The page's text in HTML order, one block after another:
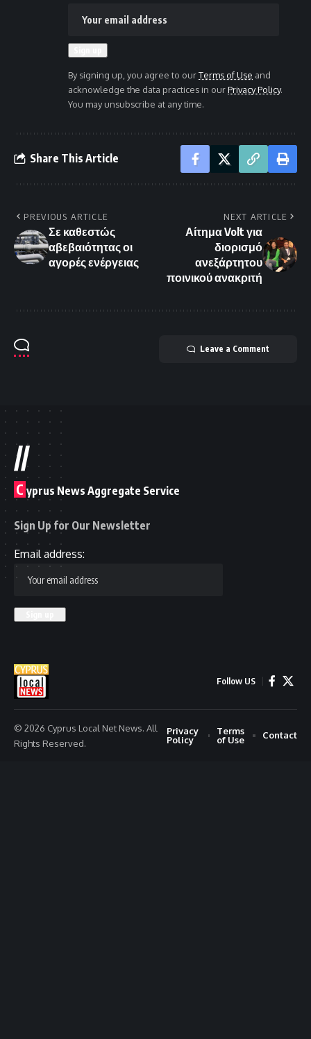
By signing up, you agree to ourTerms of Use and
acknowledge the data practices in ourPrivacy Policy.
You may unsubscribe at any time.
Share This Article
PREVIOUS ARTICLE
Σε καθεστώς
αβεβαιότητας οι
αγορές ενέργειας
NEXT ARTICLE
Αίτημα Volt για
διορισμό
ανεξάρτητου
ποινικού ανακριτή
Leave a Comment
//
C yprus News Aggregate Service
Sign Up for Our Newsletter
Email address:
Follow US
© 2026 Cyprus Local Net News. All
Rights Reserved.
Privacy
Policy
Terms
of Use
Contact